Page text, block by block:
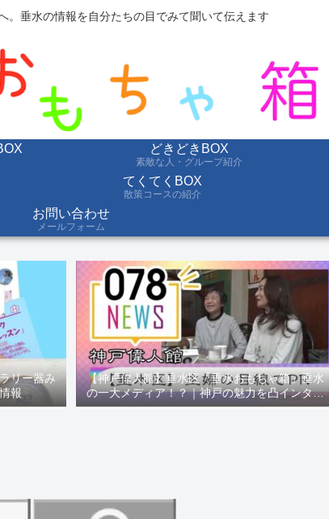
。垂水の情報を自分たちの目でみて聞いて伝えます
どきどきBOX
素敵な人・グループ紹介
てくてくBOX
散策コースの紹介
お問い合わせ
メールフォーム
リー器み
報
【神戸偉人館】垂水区「垂水おもちゃ箱」垂水
の一大メディア！？｜神戸の魅力を凸インタビ
ュー！！【078NEWS( 078ニュース)】